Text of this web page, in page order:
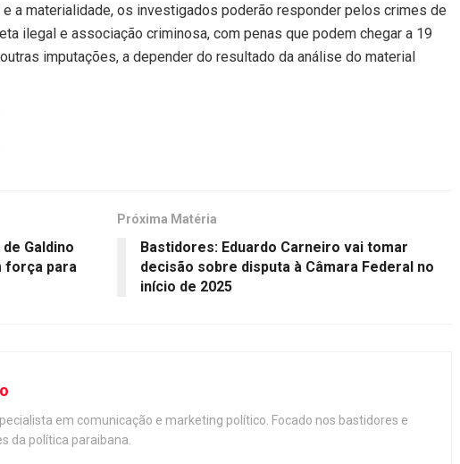
a materialidade, os investigados poderão responder pelos crimes de
ilegal e associação criminosa, com penas que podem chegar a 19
imputações, a depender do resultado da análise do material
Galdino
força para
Próxima Matéria
Bastidores: Eduardo Carneiro vai tomar
decisão sobre disputa à Câmara Federal no
início de 2025
em comunicação e marketing político. Focado nos bastidores e
da política paraibana.